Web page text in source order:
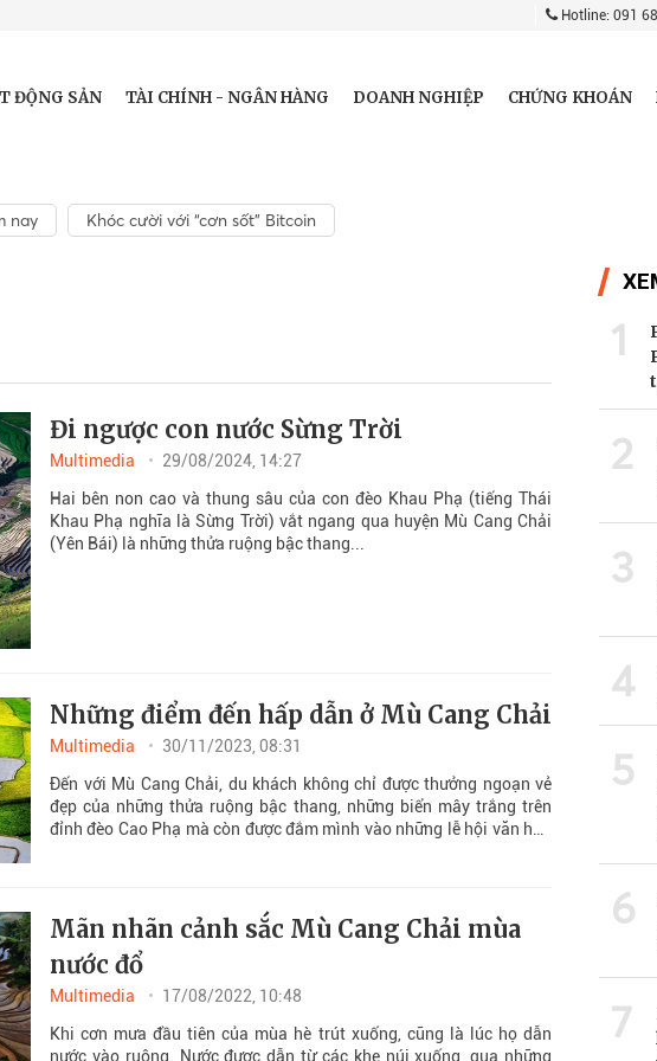
Hotline: 091
ĐỘNG SẢN TÀI CHÍNH - NGÂN HÀNG DOANH NGHIỆP CHỨNG KHOÁN
nay Khóc cười với “cơn sốt” Bitcoin
Đi ngược con nước Sừng Trời
Multimedia
29/08/2024, 14:27
Hai bên non cao và thung sâu của con đèo Khau Phạ (tiếng Thái
Khau Phạ nghĩa là Sừng Trời) vắt ngang qua huyện Mù Cang Chải
(Yên Bái) là những thửa ruộng bậc thang...
Những điểm đến hấp dẫn ở Mù Cang Chải
Multimedia
30/11/2023, 08:31
Đến với Mù Cang Chải, du khách không chỉ được thưởng ngoạn vẻ
đẹp của những thửa ruộng bậc thang, những biển mây trắng trên
đỉnh đèo Cao Phạ mà còn được đắm mình vào những lễ hội văn hóa
Mãn nhãn cảnh sắc Mù Cang Chải mùa
nước đổ
Multimedia
17/08/2022, 10:48
Khi cơn mưa đầu tiên của mùa hè trút xuống, cũng là lúc họ dẫn
nước vào ruộng. Nước được dẫn từ các khe núi xuống, qua những
1
2
3
4
5
6
7